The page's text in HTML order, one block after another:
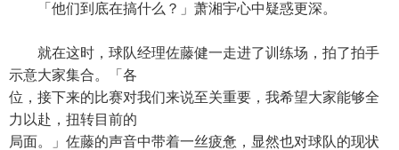
「他们到底在搞什么？」萧湘宇心中疑惑更深。
就在这时，球队经理佐藤健一走进了训练场，拍了拍手
示意大家集合。「各
位，接下来的比赛对我们来说至关重要，我希望大家能够全
力以赴，扭转目前的
局面。」佐藤的声音中带着一丝疲惫，显然也对球队的现状